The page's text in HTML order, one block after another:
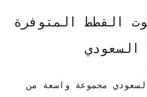
القطط المتوفرة
السعودي
مجموعة واسعة من